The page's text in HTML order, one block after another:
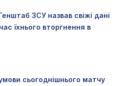
ЗСУ назвав свіжі дані
їхнього вторгнення в
сьогоднішнього матчу